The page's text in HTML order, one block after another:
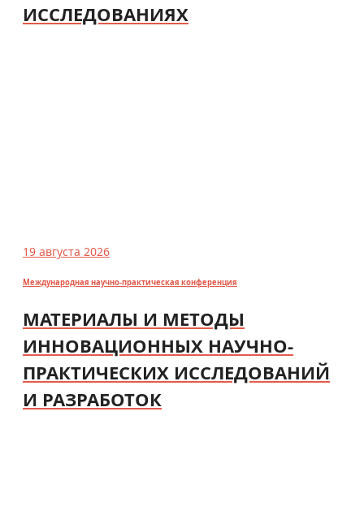
ИССЛЕДОВАНИЯХ
19 августа 2026
Международная научно-практическая конференция
МАТЕРИАЛЫ И МЕТОДЫ
ИННОВАЦИОННЫХ НАУЧНО-
ПРАКТИЧЕСКИХ ИССЛЕДОВАНИЙ
И РАЗРАБОТОК